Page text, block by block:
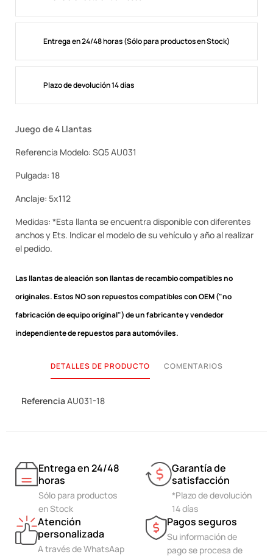
Entrega en 24/48 horas (Sólo para productos en Stock)
Plazo de devolución 14 días
Juego de 4 Llantas
Referencia Modelo: SQ5 AU031
Pulgada: 18
Anclaje: 5x112
Medidas: *Esta llanta se encuentra disponible con diferentes
anchos y Ets. Indicar el modelo de su vehículo y año al realizar
el pedido.
Las llantas de aleación son llantas de recambio compatibles no
originales.Estos NO son repuestos compatibles con OEM ("no
fabricación de equipo original") de un fabricante y vendedor
independiente de repuestos para automóviles.
DETALLES DE PRODUCTO COMENTARIOS
ReferenciaAU031-18
Entrega en 24/48
horas
Sólo para productos
en Stock
Garantía de
satisfacción
*Plazo de devolución
14 días
Atención
personalizada
A través de WhatsAap
Pagos seguros
Su información de
pago se procesa de